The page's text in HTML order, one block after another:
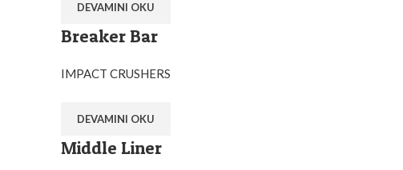
DEVAMINI OKU
Breaker Bar
IMPACT CRUSHERS
DEVAMINI OKU
Middle Liner
orglobalmachine
orglobalmachine